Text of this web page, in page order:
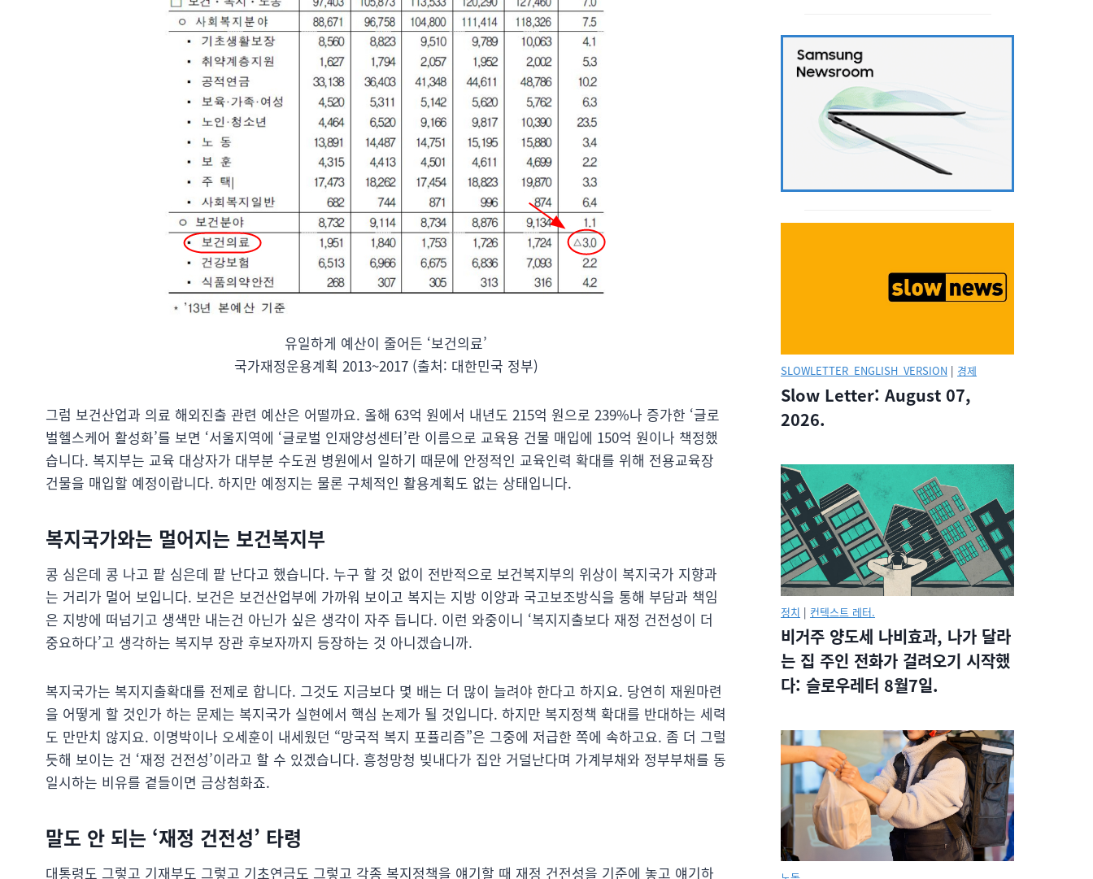
유일하게 예산이 줄어든 ‘보건의료’
국가재정운용계획 2013~2017 (출처: 대한민국 정부)
그럼 보건산업과 의료 해외진출 관련 예산은 어떨까요. 올해 63억 원에서 내년도 215억 원으로 239%나 증가한 ‘글로
벌헬스케어 활성화’를 보면 ‘서울지역에 ‘글로벌 인재양성센터’란 이름으로 교육용 건물 매입에 150억 원이나 책정했
습니다. 복지부는 교육 대상자가 대부분 수도권 병원에서 일하기 때문에 안정적인 교육인력 확대를 위해 전용교육장
건물을 매입할 예정이랍니다. 하지만 예정지는 물론 구체적인 활용계획도 없는 상태입니다.
복지국가와는 멀어지는 보건복지부
콩 심은데 콩 나고 팥 심은데 팥 난다고 했습니다. 누구 할 것 없이 전반적으로 보건복지부의 위상이 복지국가 지향과
는 거리가 멀어 보입니다. 보건은 보건산업부에 가까워 보이고 복지는 지방 이양과 국고보조방식을 통해 부담과 책임
은 지방에 떠넘기고 생색만 내는건 아닌가 싶은 생각이 자주 듭니다. 이런 와중이니 ‘복지지출보다 재정 건전성이 더
중요하다’고 생각하는 복지부 장관 후보자까지 등장하는 것 아니겠습니까.
복지국가는 복지지출확대를 전제로 합니다. 그것도 지금보다 몇 배는 더 많이 늘려야 한다고 하지요. 당연히 재원마련
을 어떻게 할 것인가 하는 문제는 복지국가 실현에서 핵심 논제가 될 것입니다. 하지만 복지정책 확대를 반대하는 세력
도 만만치 않지요. 이명박이나 오세훈이 내세웠던 “망국적 복지 포퓰리즘”은 그중에 저급한 쪽에 속하고요. 좀 더 그럴
듯해 보이는 건 ‘재정 건전성’이라고 할 수 있겠습니다. 흥청망청 빚내다가 집안 거덜난다며 가계부채와 정부부채를 동
일시하는 비유를 곁들이면 금상첨화죠.
말도 안 되는 ‘재정 건전성’ 타령
대통령도 그렇고 기재부도 그렇고 기초연금도 그렇고 각종 복지정책을 얘기할 때 재정 건전성을 기준에 놓고 얘기하
SLOWLETTER_ENGLISH_VERSION | 경제
Slow Letter: August 07,
2026.
정치 | 컨텍스트 레터.
비거주 양도세 나비효과, 나가 달라
는 집 주인 전화가 걸려오기 시작했
다: 슬로우레터 8월7일.